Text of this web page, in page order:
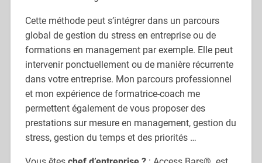
Cette méthode peut s’intégrer dans un parcours
global de gestion du stress en entreprise ou de
formations en management par exemple. Elle peut
intervenir ponctuellement ou de manière récurrente
dans votre entreprise. Mon parcours professionnel
et mon expérience de formatrice-coach me
permettent également de vous proposer des
prestations sur mesure en management, gestion du
stress, gestion du temps et des priorités …